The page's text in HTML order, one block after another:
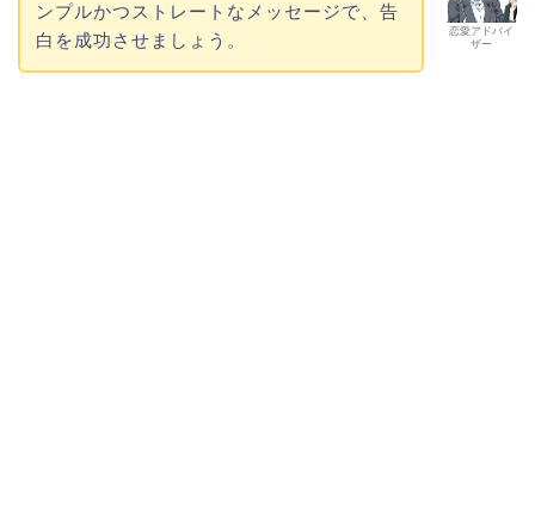
恋愛アドバイ
ザー
ンプルかつストレートなメッセージで、告
白を成功させましょう。